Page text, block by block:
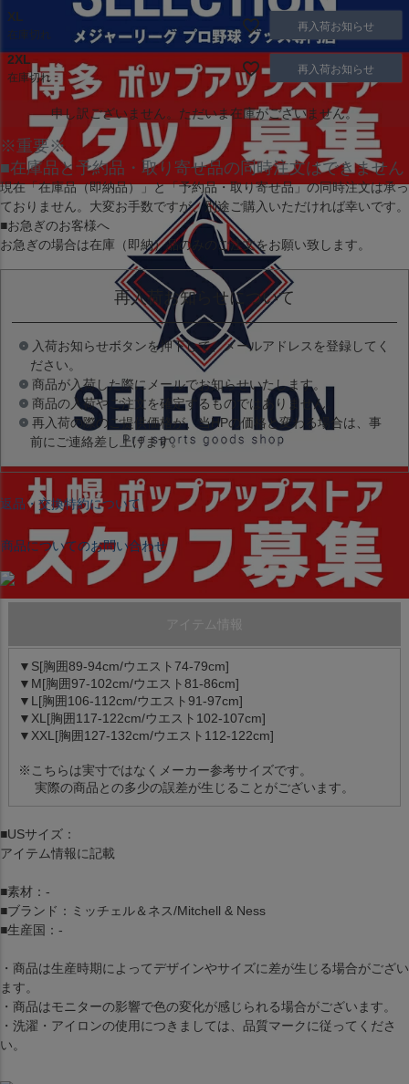
XL
在庫切れ
再入荷お知らせ
2XL
在庫切れ
再入荷お知らせ
申し訳ございません。ただいま在庫がございません。
※重要※
■在庫品と予約品・取り寄せ品の同時注文はできません
現在「在庫品（即納品）」と「予約品・取り寄せ品」の同時注文は承っ
ておりません。大変お手数ですが、別途ご購入いただければ幸いです。
■お急ぎのお客様へ
お急ぎの場合は在庫（即納）品のみのご注文をお願い致します。
再入荷お知らせについて
入荷お知らせボタンを押下して、メールアドレスを登録してく
ださい。
商品が入荷した際にメールでお知らせいたします。
商品の入荷やご注文を確定するものではありません。
再入荷の際のご提供価格が、当HPの価格と変わる場合は、事
前にご連絡差し上げます。
返品・交換特約について
商品についてのお問い合わせ
アイテム情報
▼S[胸囲89-94cm/ウエスト74-79cm]
▼M[胸囲97-102cm/ウエスト81-86cm]
▼L[胸囲106-112cm/ウエスト91-97cm]
▼XL[胸囲117-122cm/ウエスト102-107cm]
▼XXL[胸囲127-132cm/ウエスト112-122cm]
※こちらは実寸ではなくメーカー参考サイズです。
実際の商品との多少の誤差が生じることがございます。
■USサイズ：
アイテム情報に記載
■素材：-
■ブランド：ミッチェル＆ネス/Mitchell & Ness
■生産国：-
・商品は生産時期によってデザインやサイズに差が生じる場合がござい
ます。
・商品はモニターの影響で色の変化が感じられる場合がございます。
・洗濯・アイロンの使用につきましては、品質マークに従ってくださ
い。